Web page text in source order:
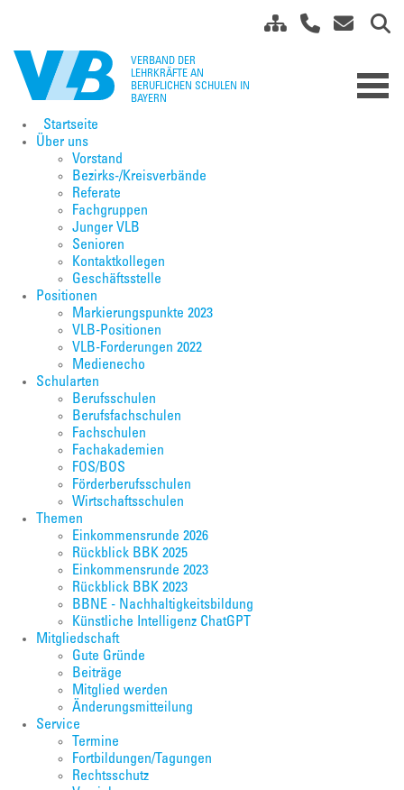
Startseite
Über uns
Vorstand
Bezirks-/Kreisverbände
Referate
Fachgruppen
Junger VLB
Senioren
Kontaktkollegen
Geschäftsstelle
Positionen
Markierungspunkte 2023
VLB-Positionen
VLB-Forderungen 2022
Medienecho
Schularten
Berufsschulen
Berufsfachschulen
Fachschulen
Fachakademien
FOS/BOS
Förderberufsschulen
Wirtschaftsschulen
Themen
Einkommensrunde 2026
Rückblick BBK 2025
Einkommensrunde 2023
Rückblick BBK 2023
BBNE - Nachhaltigkeitsbildung
Künstliche Intelligenz ChatGPT
Mitgliedschaft
Gute Gründe
Beiträge
Mitglied werden
Änderungsmitteilung
Service
Termine
Fortbildungen/Tagungen
Rechtsschutz